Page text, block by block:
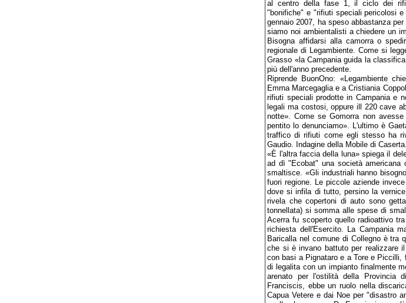
al centro della fase 1, il ciclo dei
"bonifiche" e "rifiuti speciali pericolosi
gennaio 2007, ha speso abbastanza
siamo noi ambientalisti a chiedere un
Bisogna affidarsi alla camorra o
regionale di Legambiente. Come si
Grasso «la Campania guida la
più dell'anno precedente.
Riprende BuonOno: «Legambiente
Emrna Marcegaglia e a Cristiania
rifiuti speciali prodotte in Campania e
legali ma costosi, oppure ill 220 cave
notte». Come se Gomorra non
pentito lo denunciamo». L'ultimo è
traffico di rifiuti come egli stesso ha
Gaudio. Indagine della Mobile di Caserta.
«È l'altra faccia della luna» spiega il
ad dì "Ecobat" una società
smaltisce. «Gli industriali hanno
fuori regione. Le piccole aziende
dove si infila di tutto, persino la
rivela che copertoni di auto sono
tonnellata) si somma alle spese di
Acerra fu scoperto quello radioattivo
richiesta dell'Esercito. La Campania
Baricalla nel comune di Collegno è tra
che si è invano battuto per realizzare
con basi a Pignataro e a Tore e
di legalita con un impianto finalmente
arenato per l'ostilità della Provincia
Franciscis, ebbe un ruolo nella
Capua Vetere e dai Noe per "disastro